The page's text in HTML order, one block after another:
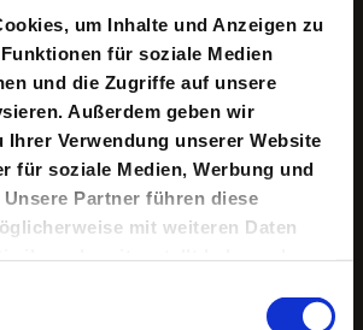
um Inhalte und Anzeigen zu
für soziale Medien
und die Zugriffe auf unsere
Außerdem geben wir
Ihrer Verwendung unserer Website
für soziale Medien, Werbung und
Partner führen diese
mit weiteren Daten
geboren. Von 2003 bis 2017
Ensemble engagiert und hat dort in
unter anderem für Claus
Langhoff, Catharina May, Martin
sie an Inszenierungen von Robert